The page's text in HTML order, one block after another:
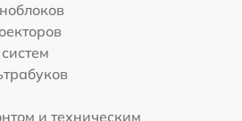
и техническим